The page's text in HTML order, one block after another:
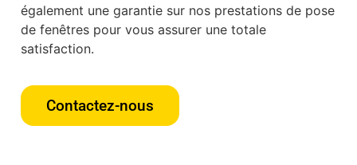
également une garantie sur nos prestations de pose
de fenêtres pour vous assurer une totale
satisfaction.
Contactez-nous